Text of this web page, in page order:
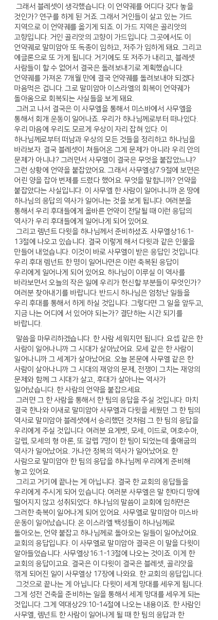
그래서 블레셋이 생각했습니다. 이 언약궤를 어디다 갖다 놓을
것인가? 연구를 하게 된 거죠. 그래서 거인들이 살고 있는 가드
지역으로 이 언약궤를 옮기게 되죠. 이 가드 지역은 골리앗의
고향입니다. 거인 골리앗의 고향이 가드입니다. 그곳에서도 이
언약궤로 말미암아 또 독종이 임하고, 저주가 임하게 돼요. 그리고
에글론으로 또 가게 됩니다. 거기에도 또 저주가 내리고, 블레셋
사람들이 할 수 없어서 결국은 돌려보내기로 계획했습니다.
언약궤를 가져온 7개월 만에 결국 언약궤를 돌려보내야 되겠다
마음먹은 겁니다. 그로 말미암아 이스라엘의 회복이 언약궤가
돌아옴으로 회복되는 사실들을 보게 돼요.
그러고 나서 결국은 이 사무엘을 통해서 미스바에서 사무엘을
통해서 회개 운동이 일어나죠. 우리가 하나님께로부터 떠나있다.
우리 마음에 우리도 모르게 우상이 자리 잡혀 있다. 이
하나님께로부터 떠남과 우상의 모든 것들을 정리하고 하나님을
바라보자. 결국 블레셋이 쳐들어온 그게 문제가 아니라 우리 안의
문제가 아니냐? 그러면서 사무엘이 결국은 무엇을 붙잡았느냐?
그런 상황에 언약을 붙잡았어요. 그래서 사무엘상7:9절에 보면은
어린 양을 잡아 번제를 드렸다 했어요. 무엇을 말합니까? 언약을
붙잡았다는 사실입니다. 이 사무엘 한 사람이 일어나니까 온 땅에
하나님의 응답의 역사가 일어나는 것을 보게 됩니다. 여러분을
통해서 우리 후대들에게 올바른 언약이 전달될 때 이런 응답의
역사가 우리 후대들에게 일어나게 되어 있어요.
그리고 렘넌트 다윗을 하나님께서 준비하셨죠. 사무엘상16:1-
13절에 나오고 있습니다. 결국 이렇게 해서 다윗과 같은 인물을
만들어 내었습니다. 이것이 바로 사무엘이 받은 응답인 것입니다.
우리 후대 렘넌트 한 명이 일어나면은 이런 축복된 응답이
우리에게 일어나게 되어 있어요. 하나님이 이루실 이 역사를
바라보면서 오늘의 작은 일에 우리가 헌신할 부분들이 무엇인가?
여러분 찾아내기를 바랍니다. 반드시 하나님은 엄청난 일들을
우리 후대를 통해서 하게 하실 것입니다. 그렇다면 그 일을 앞두고,
지금 나는 어디에 서 있어야 되는가? 결단하는 시간 되기를
바랍니다.
말씀을 마무리하겠습니다. 한 사람 세워지면 됩니다. 요셉 같은 한
사람이 일어나니까 그 시대가 살아났어요. 모세 같은 한 사람이
일어나니까 그 세계가 살아났어요. 오늘 본문에 사무엘 같은 한
사람이 살아나니까 그 시대의 재앙의 문제, 전쟁이 그치는 재앙의
문제와 함께 그 시대가 살고, 후대가 살아나는 역사가
일어났습니다. 한 사람의 언약을 붙잡으세요.
그러면 그 한 사람을 통해서 한 팀의 응답을 주실 것입니다. 마치
결국 한나와 이새로 말미암아 사무엘과 다윗을 세웠던 그 한 팀의
역사로 말미암아 블레셋에서 승리했던 것처럼 그 한 팀의 응답을
우리에게 주실 것입니다. 여러분 요게벳, 모세, 이드로, 여호수아,
갈렙, 모세의 형 아론, 또 갈렙 7명이 한 팀이 되었는데 출애굽의
역사가 일어났어요. 가나안 정복의 역사가 일어났어요. 한
사람으로 말미암아 한 팀의 응답을 하나님께 우리에게 준비해
놓고 있어요.
그리고 거기에 끝나는 게 아닙니다. 결국 한 교회의 응답들을
우리에게 주시게 되어 있습니다. 여러분 사무엘은 말 한마디 땅에
떨어지지 않고 성취되었다. 하나님의 말씀이 교회에 임하면은
그러한 축복이 일어나게 되어 있어요. 사무엘로 말미암아 미스바
운동이 일어났습니다. 온 이스라엘 백성들이 하나님께로
돌아오는, 언약 붙잡고 하나님께로 돌아오는 일들이 일어났어요.
교회의 응답입니다. 이 사무엘로 말미암아 결국은 이 말을 다윗이
알아들었습니다. 사무엘상16:1-13절에 나오는 것이죠. 이게 한
교회의 응답이고요. 결국은 이 다윗이 결국은 블레셋, 골리앗을
꺾게 되어진 일이 사무엘상 17장에 나와요. 한 교회의 응답입니다.
그것으로 끝나는 게 아닙니다. 다윗이 세계 망대를 세우게 됩니다.
그게 성전 건축을 준비하는 일을 통해서 세계 망대를 세우게 되는
것입니다. 그게 역대상29:10-14절에 나오는 내용이죠. 한 사람인
사무엘, 렘넌트 한 사람이 일어나게 될 때 한 팀의 응답과 한